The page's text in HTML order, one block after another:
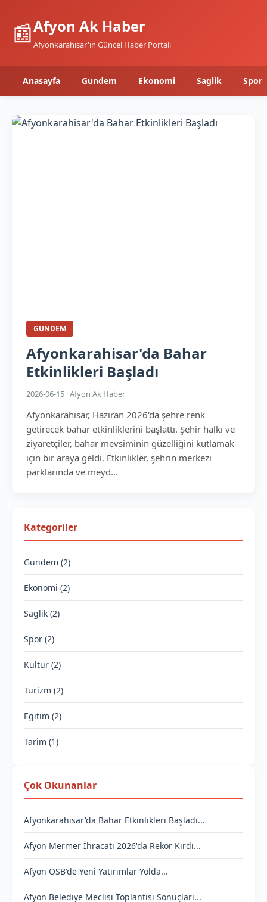
📰Afyon Ak Haber
Afyonkarahisar'ın Güncel Haber Portalı
Anasayfa Gundem Ekonomi Saglik Spor
GUNDEM
Afyonkarahisar'da Bahar
Etkinlikleri Başladı
2026-06-15 · Afyon Ak Haber
Afyonkarahisar, Haziran 2026'da şehre renk
getirecek bahar etkinliklerini başlattı. Şehir halkı ve
ziyaretçiler, bahar mevsiminin güzelliğini kutlamak
için bir araya geldi. Etkinlikler, şehrin merkezi
parklarında ve meyd...
Kategoriler
Gundem (2)
Ekonomi (2)
Saglik (2)
Spor (2)
Kultur (2)
Turizm (2)
Egitim (2)
Tarim (1)
Çok Okunanlar
Afyonkarahisar'da Bahar Etkinlikleri Başladı...
Afyon Mermer İhracatı 2026'da Rekor Kırdı...
Afyon OSB'de Yeni Yatırımlar Yolda...
Afyon Belediye Meclisi Toplantısı Sonuçları...